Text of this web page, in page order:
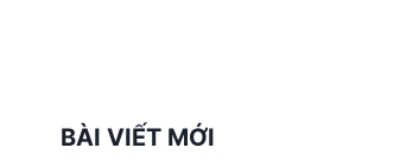
BÀI VIẾT MỚI